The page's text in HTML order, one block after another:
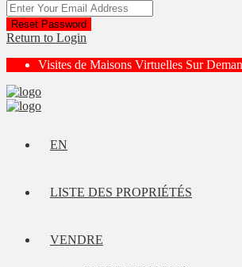
Reset Password
Return to Login
Visites de Maisons Virtuelles Sur
EN
LISTE DES PROPRIÉTÉS
VENDRE